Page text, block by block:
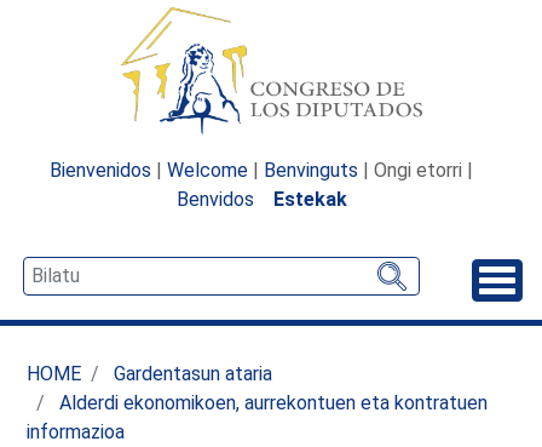
Bienvenidos | Welcome | Benvinguts | Ongi etorri |
Benvidos
Estekak
HOME
Gardentasun ataria
Alderdi ekonomikoen, aurrekontuen eta kontratuen
informazioa